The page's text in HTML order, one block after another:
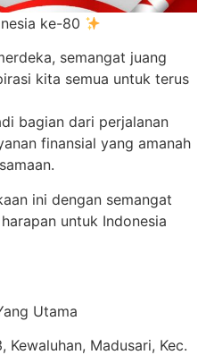
ke-80
semangat juang
kita semua untuk terus
bagian dari perjalanan
finansial yang amanah
ini dengan semangat
untuk Indonesia
Utama
Kewaluhan, Madusari, Kec.